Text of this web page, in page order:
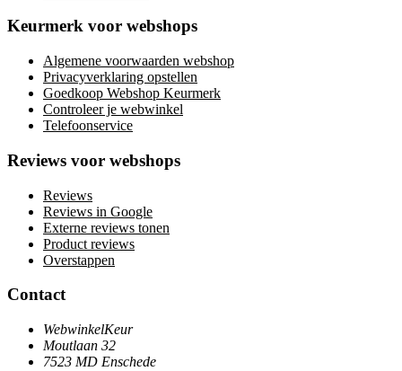
Keurmerk voor webshops
Algemene voorwaarden webshop
Privacyverklaring opstellen
Goedkoop Webshop Keurmerk
Controleer je webwinkel
Telefoonservice
Reviews voor webshops
Reviews
Reviews in Google
Externe reviews tonen
Product reviews
Overstappen
Contact
WebwinkelKeur
Moutlaan 32
7523 MD Enschede